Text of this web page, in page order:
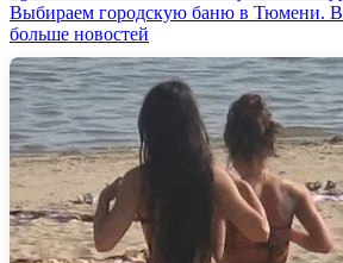
Выбираем городскую баню в Тюмени.
больше новостей